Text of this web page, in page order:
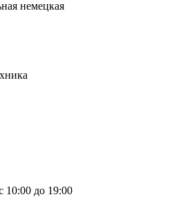
немецкая
10:00 до 19:00